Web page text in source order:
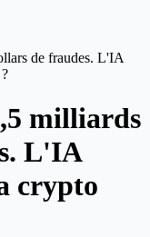
de fraudes. L'IA
milliards
L'IA
crypto